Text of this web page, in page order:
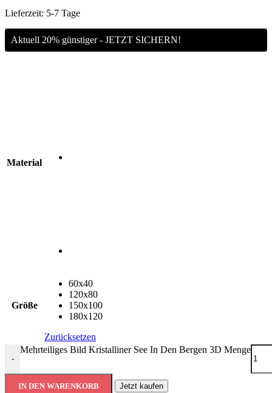
Lieferzeit: 5-7 Tage
Aktuell 20% günstiger - JETZT SICHERN!
Material
Größe
60x40
120x80
150x100
180x120
Zurücksetzen
-
Mehrteiliges Bild Kristalliner See In Den Bergen 3D Menge
IN DEN WARENKORB Jetzt kaufen